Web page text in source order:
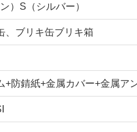
）S（シルバー）
、ブリキ缶ブリキ箱
+防錆紙+金属カバー+金属ア